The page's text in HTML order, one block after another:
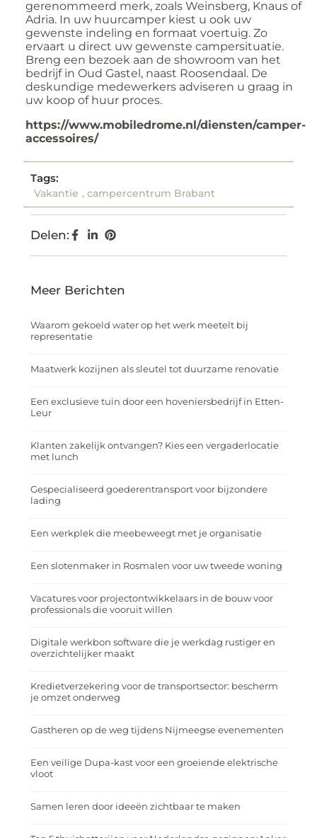
gerenommeerd merk, zoals Weinsberg, Knaus of
Adria. In uw huurcamper kiest u ook uw
gewenste indeling en formaat voertuig. Zo
ervaart u direct uw gewenste campersituatie.
Breng een bezoek aan de showroom van het
bedrijf in Oud Gastel, naast Roosendaal. De
deskundige medewerkers adviseren u graag in
uw koop of huur proces.
https://www.mobiledrome.nl/diensten/camper-
accessoires/
Tags:
Vakantie , campercentrum Brabant
Delen:
Meer Berichten
Waarom gekoeld water op het werk meetelt bij
representatie
Maatwerk kozijnen als sleutel tot duurzame renovatie
Een exclusieve tuin door een hoveniersbedrijf in Etten-
Leur
Klanten zakelijk ontvangen? Kies een vergaderlocatie
met lunch
Gespecialiseerd goederentransport voor bijzondere
lading
Een werkplek die meebeweegt met je organisatie
Een slotenmaker in Rosmalen voor uw tweede woning
Vacatures voor projectontwikkelaars in de bouw voor
professionals die vooruit willen
Digitale werkbon software die je werkdag rustiger en
overzichtelijker maakt
Kredietverzekering voor de transportsector: bescherm
je omzet onderweg
Gastheren op de weg tijdens Nijmeegse evenementen
Een veilige Dupa-kast voor een groeiende elektrische
vloot
Samen leren door ideeën zichtbaar te maken